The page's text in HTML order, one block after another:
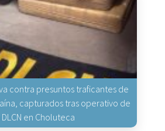
contra presuntos traficantes de
capturados tras operativo de
DLCN en Choluteca